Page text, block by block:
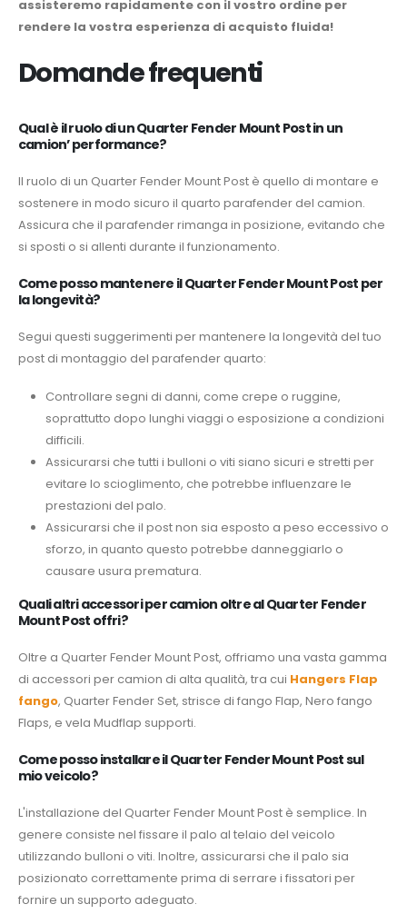
assisteremo rapidamente con il vostro ordine per
rendere la vostra esperienza di acquisto fluida!
Domande frequenti
Qual è il ruolo di un Quarter Fender Mount Post in un
camion’ performance?
Il ruolo di un Quarter Fender Mount Post è quello di montare e
sostenere in modo sicuro il quarto parafender del camion.
Assicura che il parafender rimanga in posizione, evitando che
si sposti o si allenti durante il funzionamento.
Come posso mantenere il Quarter Fender Mount Post per
la longevità?
Segui questi suggerimenti per mantenere la longevità del tuo
post di montaggio del parafender quarto:
Controllare segni di danni, come crepe o ruggine,
soprattutto dopo lunghi viaggi o esposizione a condizioni
difficili.
Assicurarsi che tutti i bulloni o viti siano sicuri e stretti per
evitare lo scioglimento, che potrebbe influenzare le
prestazioni del palo.
Assicurarsi che il post non sia esposto a peso eccessivo o
sforzo, in quanto questo potrebbe danneggiarlo o
causare usura prematura.
Quali altri accessori per camion oltre al Quarter Fender
Mount Post offri?
Oltre a Quarter Fender Mount Post, offriamo una vasta gamma
di accessori per camion di alta qualità, tra cui Hangers Flap
fango, Quarter Fender Set, strisce di fango Flap, Nero fango
Flaps, e vela Mudflap supporti.
Come posso installare il Quarter Fender Mount Post sul
mio veicolo?
L'installazione del Quarter Fender Mount Post è semplice. In
genere consiste nel fissare il palo al telaio del veicolo
utilizzando bulloni o viti. Inoltre, assicurarsi che il palo sia
posizionato correttamente prima di serrare i fissatori per
fornire un supporto adeguato.